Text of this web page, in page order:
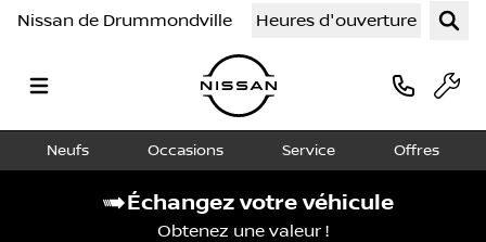
Nissan de Drummondville Heures d'ouverture
Neufs Occasions Service Offres
Échangez votre véhicule
Obtenez une valeur !